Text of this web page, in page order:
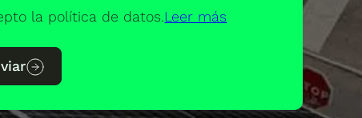
la política de datos.Leer más